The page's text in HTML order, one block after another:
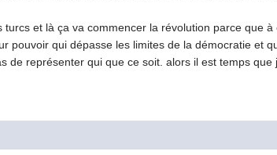
et là ça va commencer la révolution parce que
pouvoir qui dépasse les limites de la démocratie et
de représenter qui que ce soit. alors il est temps